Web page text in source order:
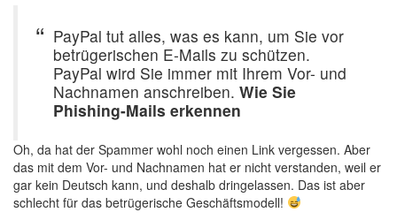
PayPal tut alles, was es kann, um Sie vor
betrügerischen E-Mails zu schützen.
PayPal wird Sie immer mit Ihrem Vor- und
Nachnamen anschreiben. Wie Sie
Phishing-Mails erkennen
Oh, da hat der Spammer wohl noch einen Link vergessen. Aber
das mit dem Vor- und Nachnamen hat er nicht verstanden, weil er
gar kein Deutsch kann, und deshalb dringelassen. Das ist aber
schlecht für das betrügerische Geschäftsmodell!